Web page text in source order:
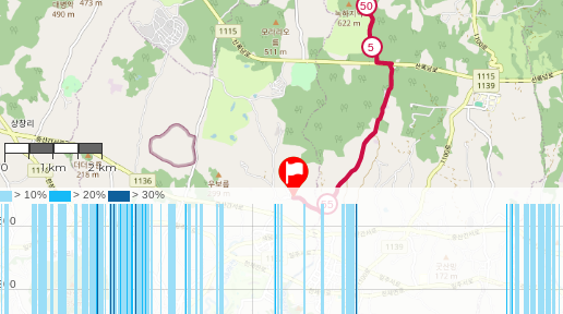
1 : 79,465
0 1 km 2 km